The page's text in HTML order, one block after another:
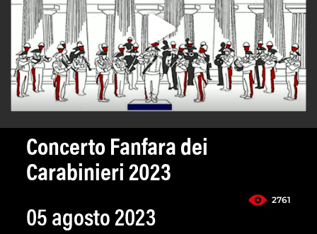
Concerto Fanfara dei
Carabinieri 2023
2761
05 agosto 2023